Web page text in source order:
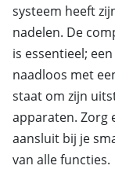
systeem heeft
nadelen. De
is essentieel;
naadloos met
staat om zijn
apparaten. Zorg
aansluit bij je
van alle functies.